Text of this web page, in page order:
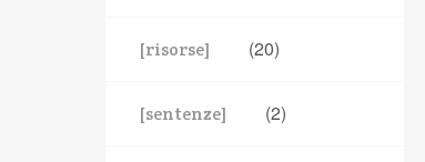
[risorse] (20)
[sentenze] (2)